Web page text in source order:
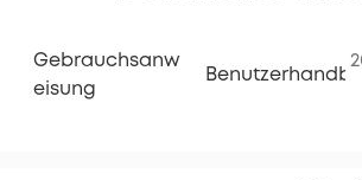
Gebrauchsanw
Eisung